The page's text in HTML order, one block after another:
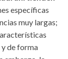
específicas
muy largas;
y de forma